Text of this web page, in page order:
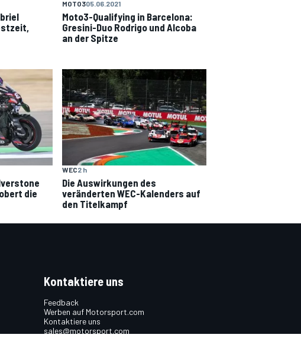
MOTO305.06.2021
Moto3-Qualifying in Barcelona:
Gresini-Duo Rodrigo und Alcoba
an der Spitze
die
WEC2 h
Die Auswirkungen des
veränderten WEC-Kalenders auf
den Titelkampf
Kontaktiere uns
Feedback
Werben auf Motorsport.com
Kontaktiere uns
sales@motorsport.com